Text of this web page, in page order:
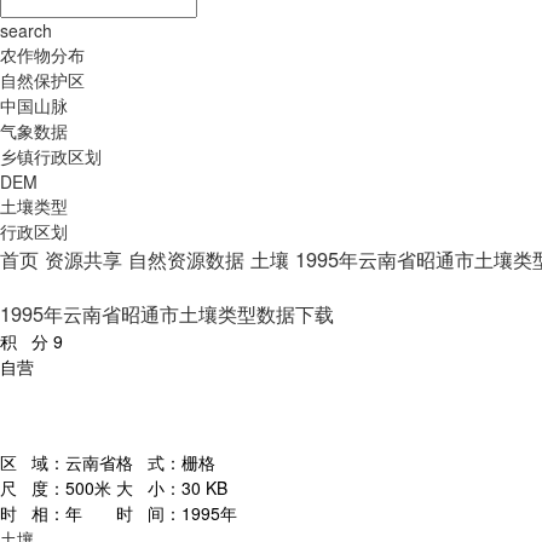
search
农作物分布
自然保护区
中国山脉
气象数据
乡镇行政区划
DEM
土壤类型
行政区划
首页 资源共享 自然资源数据 土壤 1995年云南省昭通市土壤类
1995年云南省昭通市土壤类型数据下载
积 分 9
自营
区 域： 云南省格 式： 栅格
尺 度： 500米 大 小： 30 KB
时 相： 年 时 间： 1995年